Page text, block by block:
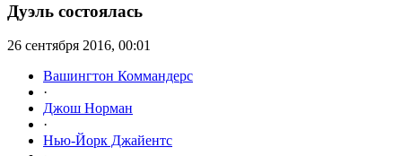
Дуэль состоялась
26 сентября 2016, 00:01
Вашингтон Коммандерс
·
Джош Норман
·
Нью-Йорк Джайентс